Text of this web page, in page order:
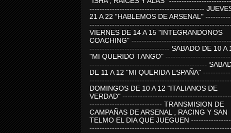
----------------------------------------------
21 A 22 "HABLEMOS DE ARSENAL"
VIERNES DE 14 A 15 "INTEGRANDONOS
COACHING"
-------------------------------- SABADO DE 10 A
"MI QUERIDO TANGO"
-----------------------------------------------
DE 11 A 12 "MI QUERIDA ESPAÑA"
DOMINGOS DE 10 A 12 "ITALIANOS DE
VERDAD"
----------------------------- TRANSMISION DE
CAMPAÑAS DE ARSENAL , RACING Y SAN
TELMO EL DIA QUE JUEGUEN
---------------------------------------------------------